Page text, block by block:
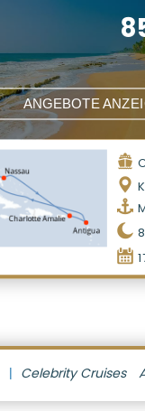
ANGEBOTE
8
Celebrity Cruises